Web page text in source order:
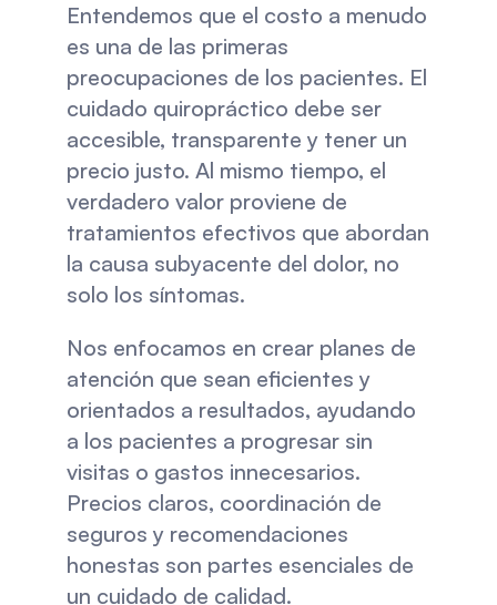
Entendemos que el costo a menudo
es una de las primeras
preocupaciones de los pacientes. El
cuidado quiropráctico debe ser
accesible, transparente y tener un
precio justo. Al mismo tiempo, el
verdadero valor proviene de
tratamientos efectivos que abordan
la causa subyacente del dolor, no
solo los síntomas.
Nos enfocamos en crear planes de
atención que sean eficientes y
orientados a resultados, ayudando
a los pacientes a progresar sin
visitas o gastos innecesarios.
Precios claros, coordinación de
seguros y recomendaciones
honestas son partes esenciales de
un cuidado de calidad.